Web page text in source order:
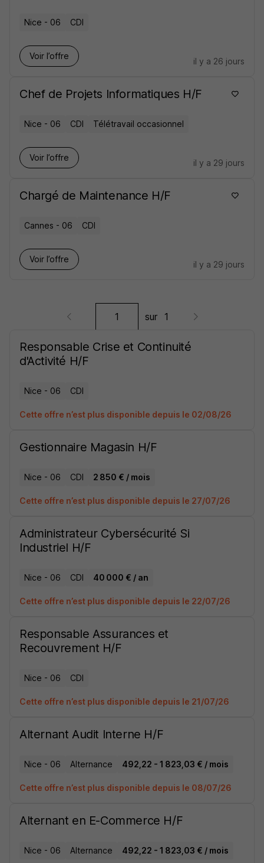
Nice - 06 CDI
Voir l’offre
il y a 26 jours
Chef de Projets Informatiques H/F
Nice - 06 CDI Télétravail occasionnel
Voir l’offre
il y a 29 jours
Chargé de Maintenance H/F
Cannes - 06 CDI
Voir l’offre
il y a 29 jours
sur 1
Responsable Crise et Continuité
d'Activité H/F
Nice - 06 CDI
Cette offre n’est plus disponible depuis le 02/08/26
Gestionnaire Magasin H/F
Nice - 06 CDI 2 850 € / mois
Cette offre n’est plus disponible depuis le 27/07/26
Administrateur Cybersécurité Si
Industriel H/F
Nice - 06 CDI 40 000 € / an
Cette offre n’est plus disponible depuis le 22/07/26
Responsable Assurances et
Recouvrement H/F
Nice - 06 CDI
Cette offre n’est plus disponible depuis le 21/07/26
Alternant Audit Interne H/F
Nice - 06 Alternance 492,22 - 1 823,03 € / mois
Cette offre n’est plus disponible depuis le 08/07/26
Alternant en E-Commerce H/F
Nice - 06 Alternance 492,22 - 1 823,03 € / mois